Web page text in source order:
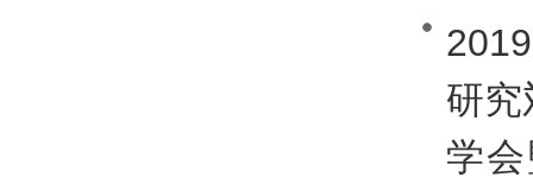
研究
学